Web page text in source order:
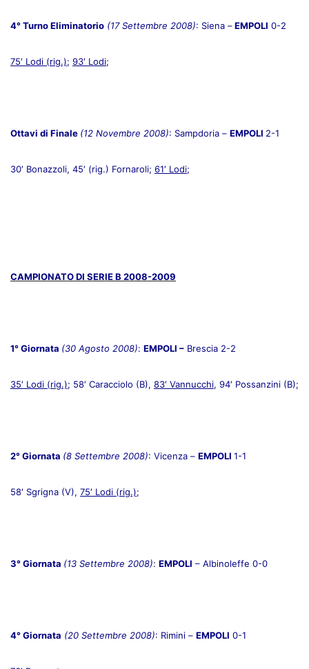
4° Turno Eliminatorio (17 Settembre 2008): Siena –EMPOLI 0-2
75′ Lodi (rig.); 93′ Lodi;
Ottavi di Finale (12 Novembre 2008): Sampdoria – EMPOLI 2-1
30′ Bonazzoli, 45′ (rig.) Fornaroli; 61′ Lodi;
CAMPIONATO DI SERIE B 2008-2009
1° Giornata (30 Agosto 2008): EMPOLI – Brescia 2-2
35′ Lodi (rig.); 58′ Caracciolo (B), 83′ Vannucchi, 94′ Possanzini (B);
2° Giornata (8 Settembre 2008): Vicenza – EMPOLI 1-1
58′ Sgrigna (V), 75′ Lodi (rig.);
3° Giornata (13 Settembre 2008): EMPOLI – Albinoleffe 0-0
4° Giornata (20 Settembre 2008): Rimini – EMPOLI 0-1